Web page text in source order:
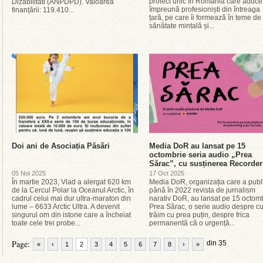
Dizabilitati (ANPDPD). Valoarea
finanțării: 119.410...
împreună profesioniști din întreaga
țară, pe care îi formează în teme de
sănătate mintală și...
Doi ani de Asociația Păsări
05 Noi 2025
În martie 2023, Vlad a alergat 620 km
de la Cercul Polar la Oceanul Arctic, în
cadrul celui mai dur ultra-maraton din
lume – 6633 Arctic Ultra. A devenit
singurul om din istorie care a încheiat
toate cele trei probe...
Media DoR au lansat pe 15
octombrie seria audio „Prea
Sărac”, cu susținerea Recorder
17 Oct 2025
Media DoR, organizația care a
până în 2022 revista de jurnalism
narativ DoR, au lansat pe 15
Prea Sărac, o serie audio despre
trăim cu prea puțin, despre frica
permanentă că o urgență...
Page: « ‹ 1 2 3 4 5 6 7 8 din 35
› »